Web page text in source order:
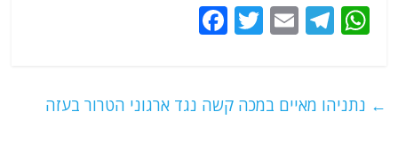
W
s
T
g
E
l
T
er
e ← נתניהו מאיים במכה קשה נגד ארגוני הטרור בעזה